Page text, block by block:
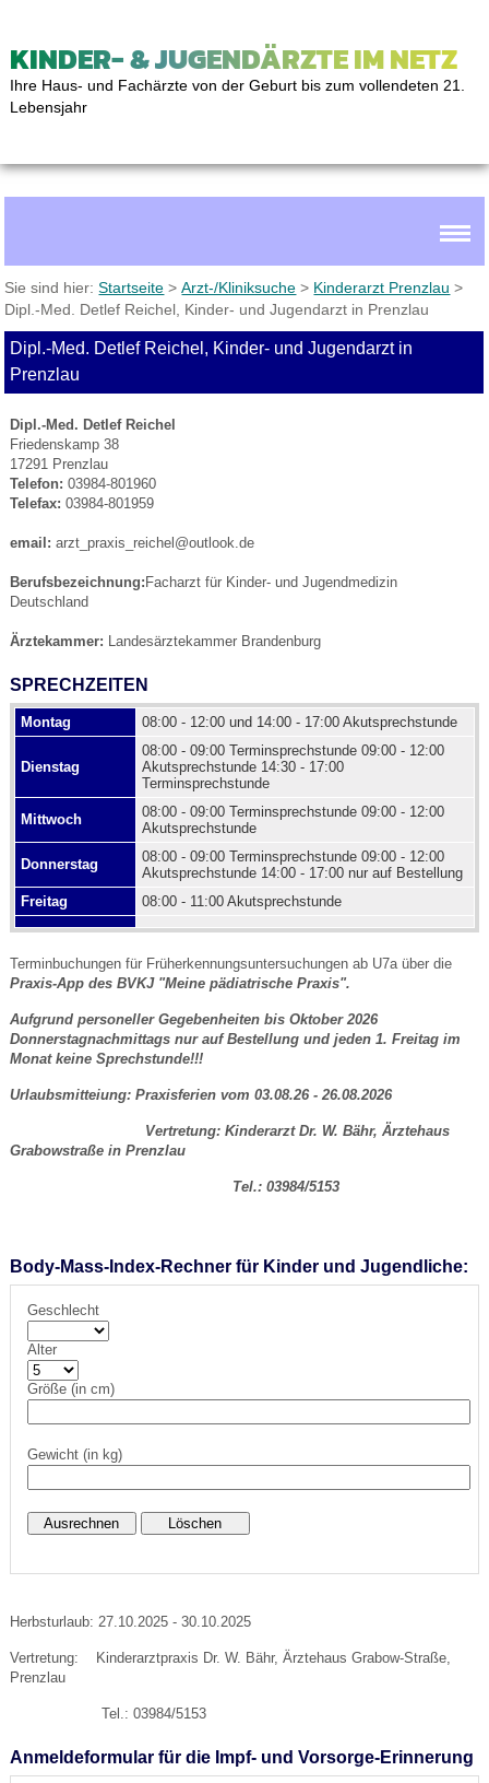
KINDER- & JUGENDÄRZTE IM NETZ
Ihre Haus- und Fachärzte von der Geburt bis zum vollendeten 21.
Lebensjahr
Sie sind hier:Startseite >Arzt-/Kliniksuche > Kinderarzt Prenzlau >
Dipl.-Med. Detlef Reichel, Kinder- und Jugendarzt in Prenzlau
Dipl.-Med. Detlef Reichel, Kinder- und Jugendarzt in
Prenzlau
Dipl.-Med. Detlef Reichel
Friedenskamp 38
17291 Prenzlau
Telefon: 03984-801960
Telefax: 03984-801959
email: arzt_praxis_reichel@outlook.de
Berufsbezeichnung: Facharzt für Kinder- und Jugendmedizin
Deutschland
Ärztekammer: Landesärztekammer Brandenburg
SPRECHZEITEN
Montag 08:00 - 12:00 und 14:00 - 17:00 Akutsprechstunde
Dienstag
08:00 - 09:00 Terminsprechstunde 09:00 - 12:00
Akutsprechstunde 14:30 - 17:00
Terminsprechstunde
Mittwoch
08:00 - 09:00 Terminsprechstunde 09:00 - 12:00
Akutsprechstunde
Donnerstag
08:00 - 09:00 Terminsprechstunde 09:00 - 12:00
Akutsprechstunde 14:00 - 17:00 nur auf Bestellung
Freitag
08:00 - 11:00 Akutsprechstunde
Terminbuchungen für Früherkennungsuntersuchungen ab U7a über die
Praxis-App des BVKJ "Meine pädiatrische Praxis".
Aufgrund personeller Gegebenheiten bis Oktober 2026
Donnerstagnachmittags nur auf Bestellung und jeden 1. Freitag im
Monat keine Sprechstunde!!!
Urlaubsmitteiung: Praxisferien vom 03.08.26 - 26.08.2026
Vertretung: Kinderarzt Dr. W. Bähr, Ärztehaus
Grabowstraße in Prenzlau
Tel.: 03984/5153
Body-Mass-Index-Rechner für Kinder und Jugendliche:
Geschlecht
Alter
Größe (in cm)
Gewicht (in kg)
Herbsturlaub: 27.10.2025 - 30.10.2025
Vertretung: Kinderarztpraxis Dr. W. Bähr, Ärztehaus Grabow-Straße,
Prenzlau
Tel.: 03984/5153
Anmeldeformular für die Impf- und Vorsorge-Erinnerung